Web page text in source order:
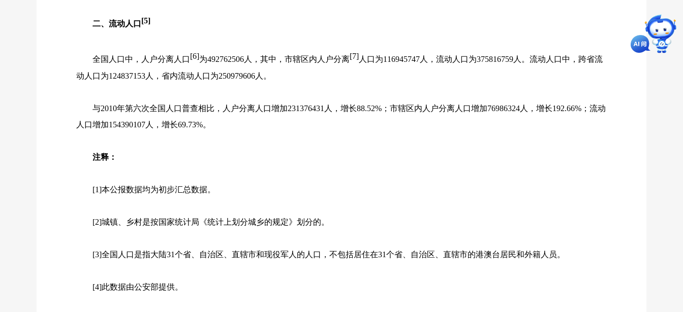
二、流动人口 [5]
全国人口中，人户分离人口 [6]为492762506人，其中，市辖区内人户分离[7]人口为116945747人，流动人口为375816759人。流动人口中，跨省流
动人口为124837153人，省内流动人口为250979606人。
与2010年第六次全国人口普查相比，人户分离人口增加231376431 人，增长88.52% ；市辖区内人户分离人口增加76986324人，增长192.66% ；流动
人口增加154390107人，增长69.73%。
注释：
[1]本公报数据均为初步汇总数据。
[2]城镇、乡村是按国家统计局《统计上划分城乡的规定》划分的。
[3]全国人口是指大陆31个省、自治区、直辖市和现役军人的人口，不包括居住在31个省、自治区、直辖市的港澳台居民和外籍人员。
[4]此数据由公安部提供。